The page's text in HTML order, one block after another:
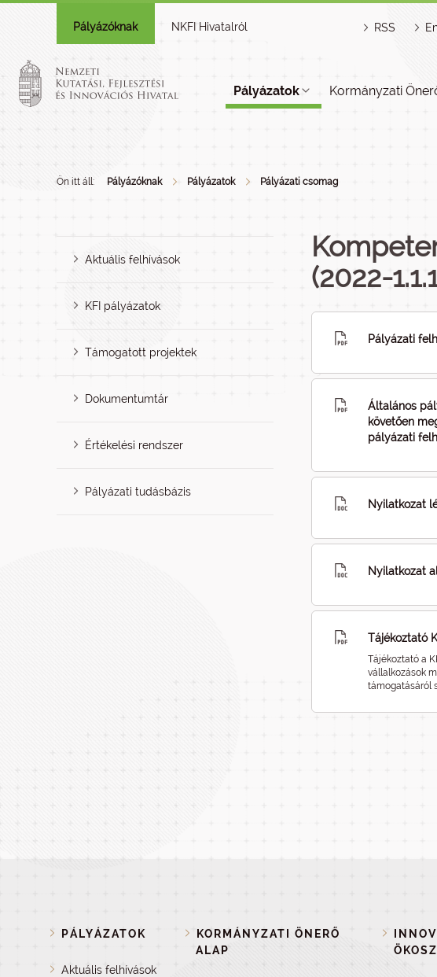
Pályázóknak NKFI Hivatalról RSS
Pályázatok Kormányzati
Ön itt áll: Pályázóknak Pályázatok Pályázati csomag
Aktuális felhívások
KFI pályázatok
Támogatott projektek
Dokumentumtár
Értékelési rendszer
Pályázati tudásbázis
(2022-
Pályázati
Általános
követően
pályázati
Nyilatkozat
Nyilatkozat
Tájékoztató
Tájékoztató a
vállalkozások
támogatásáról
PÁLYÁZATOK
Aktuális felhívások
KORMÁNYZATI ÖNERŐ
ALAP